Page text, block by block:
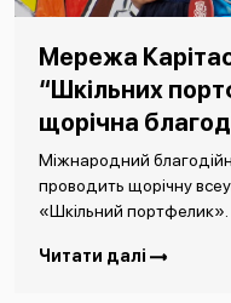
Мережа
“Шкільних
щорічна
Міжнародний
проводить щорічну
«Шкільний портфелик».
Читати далі